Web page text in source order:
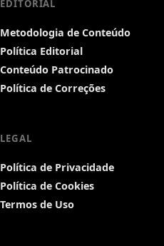
EDITORIAL
Metodologia de Conteúdo
Política Editorial
Conteúdo Patrocinado
Política de Correções
LEGAL
Política de Privacidade
Política de Cookies
Termos de Uso